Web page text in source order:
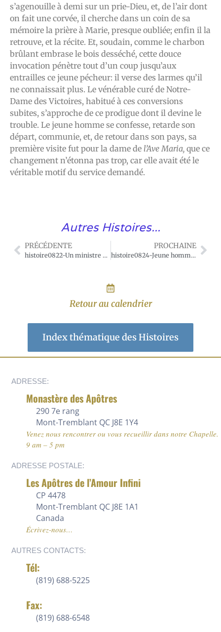
s’agenouille à demi sur un prie-Dieu, et, de l’air dont
on fait une corvée, il cherche dans un coin de sa
mémoire la prière à Marie, presque oubliée; enfin il la
retrouve, et la récite. Et, soudain, comme le charbon
brûlant embrase le bois desséché, cette douce
invocation pénètre tout d’un coup jusqu’aux
entrailles ce jeune pécheur: il verse des larmes qu’il
ne connaissait plus. Le vénérable curé de Notre-
Dame des Victoires, habitué à ces conversions
subites, s’approche de ce prodigue dont il devine le
trouble. Le jeune homme se confesse, retarde son
départ, communie, et, de retour dans son pays, sa
première visite fut pour la dame de l’Ave Maria, que ce
changement n’étonna pas trop, car elle avait été le
véritable motif du service demandé.
Autres Histoires...
PRÉCÉDENTE
histoire0822-Un ministre protestant confondu par un catéchumène
PROCHAINE
histoire0824-Jeune homme sauvé d'un incendie
Retour au calendrier
Index thématique des Histoires
ADRESSE:
Monastère des Apôtres
290 7e rang
Mont-Tremblant QC J8E 1Y4
Venez nous rencontrer ou vous recueillir dans notre Chapelle.
9 am – 5 pm
ADRESSE POSTALE:
Les Apôtres de l’Amour Infini
CP 4478
Mont-Tremblant QC J8E 1A1
Canada
Écrivez-nous…
AUTRES CONTACTS:
Tél:
(819) 688-5225
Fax:
(819) 688-6548